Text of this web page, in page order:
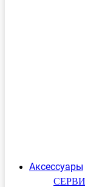
Аксессуары